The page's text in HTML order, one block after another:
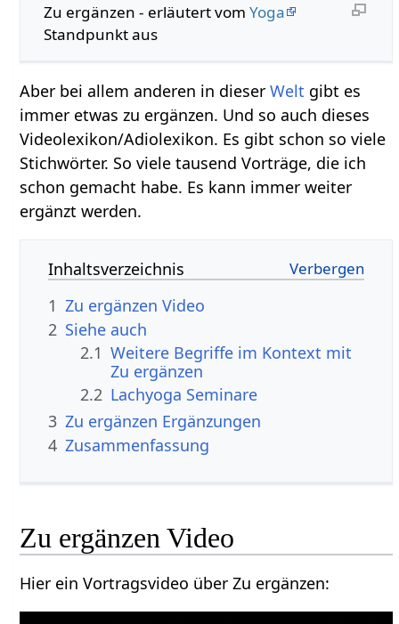
Zu ergänzen - erläutert vom Yoga
Standpunkt aus
Aber bei allem anderen in dieserWelt gibt es
immer etwas zu ergänzen. Und so auch dieses
Videolexikon/Adiolexikon. Es gibt schon so viele
Stichwörter. So viele tausend Vorträge, die ich
schon gemacht habe. Es kann immer weiter
ergänzt werden.
Inhaltsverzeichnis
1 Zu ergänzen Video
2 Siehe auch
2.1 Weitere Begriffe im Kontext mit
Zu ergänzen
2.2 Lachyoga Seminare
3 Zu ergänzen Ergänzungen
4 Zusammenfassung
Zu ergänzen Video
Hier ein Vortragsvideo über Zu ergänzen: